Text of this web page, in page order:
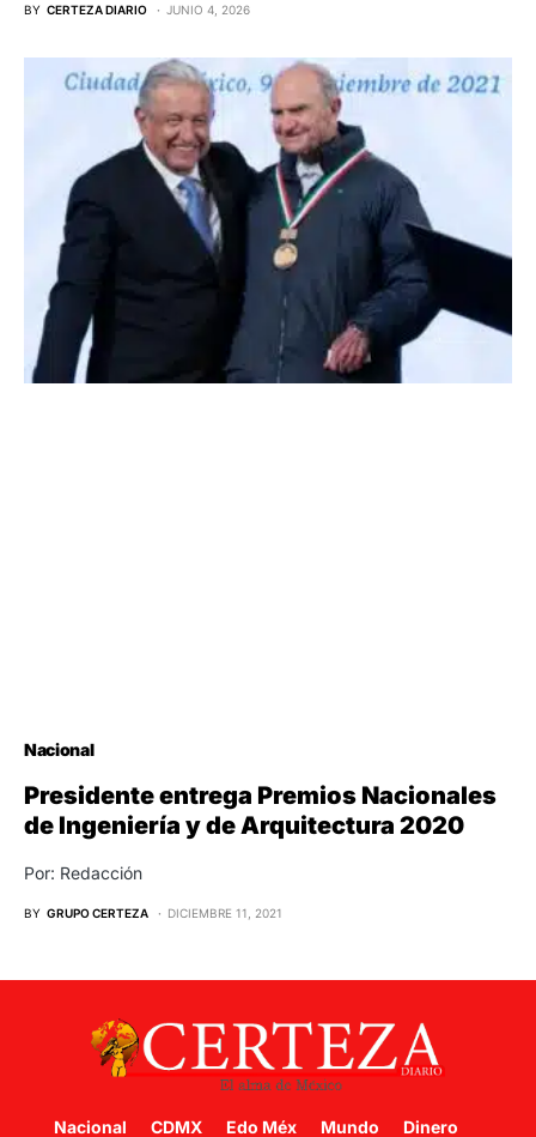
BY CERTEZA DIARIO JUNIO 4, 2026
Nacional
Presidente entrega Premios Nacionales
de Ingeniería y de Arquitectura 2020
Por: Redacción
BY GRUPO CERTEZA DICIEMBRE 11, 2021
Nacional CDMX Edo Méx Mundo Dinero